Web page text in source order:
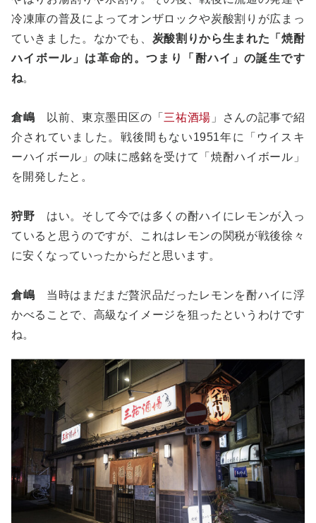
冷凍庫の普及によってオンザロックや炭酸割りが広まっ
ていきました。なかでも、 炭酸割りから生まれた「焼酎
ハイボール」は革命的。つまり「酎ハイ」の誕生です
ね。
倉嶋 以前、東京墨田区の「 三祐酒場 」さんの記事で紹
介されていました。戦後間もない1951年に「ウイスキ
ーハイボール」の味に感銘を受けて「焼酎ハイボール」
を開発したと。
狩野 はい。そして今では多くの酎ハイにレモンが入っ
ていると思うのですが、これはレモンの関税が戦後徐々
に安くなっていったからだと思います。
倉嶋 当時はまだまだ贅沢品だったレモンを酎ハイに浮
かべることで、高級なイメージを狙ったというわけです
ね。